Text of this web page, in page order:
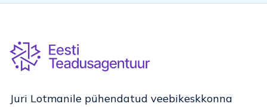
Juri Lotmanile pühendatud veebikeskkonna